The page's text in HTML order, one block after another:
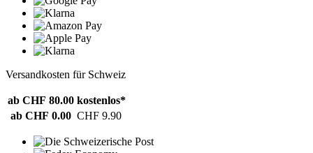
Versandkosten für Schweiz
ab CHF 80.00 kostenlos*
ab CHF 0.00 CHF 9.90